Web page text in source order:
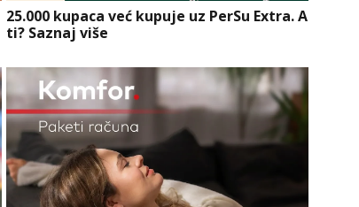
25.000 kupaca već kupuje uz PerSu Extra. A
ti? Saznaj više